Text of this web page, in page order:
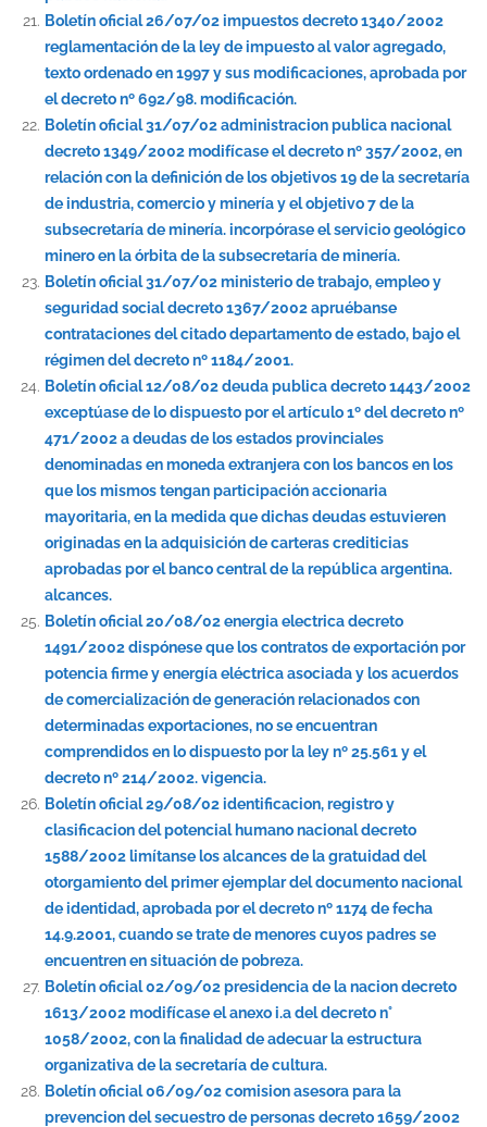
Boletín oficial 26/07/02 impuestos decreto 1340/2002
reglamentación de la ley de impuesto al valor agregado,
texto ordenado en 1997 y sus modificaciones, aprobada por
el decreto nº 692/98. modificación.
Boletín oficial 31/07/02 administracion publica nacional
decreto 1349/2002 modifícase el decreto nº 357/2002, en
relación con la definición de los objetivos 19 de la secretaría
de industria, comercio y minería y el objetivo 7 de la
subsecretaría de minería. incorpórase el servicio geológico
minero en la órbita de la subsecretaría de minería.
Boletín oficial 31/07/02 ministerio de trabajo, empleo y
seguridad social decreto 1367/2002 apruébanse
contrataciones del citado departamento de estado, bajo el
régimen del decreto nº 1184/2001.
Boletín oficial 12/08/02 deuda publica decreto 1443/2002
exceptúase de lo dispuesto por el artículo 1º del decreto nº
471/2002 a deudas de los estados provinciales
denominadas en moneda extranjera con los bancos en los
que los mismos tengan participación accionaria
mayoritaria, en la medida que dichas deudas estuvieren
originadas en la adquisición de carteras crediticias
aprobadas por el banco central de la república argentina.
alcances.
Boletín oficial 20/08/02 energia electrica decreto
1491/2002 dispónese que los contratos de exportación por
potencia firme y energía eléctrica asociada y los acuerdos
de comercialización de generación relacionados con
determinadas exportaciones, no se encuentran
comprendidos en lo dispuesto por la ley nº 25.561 y el
decreto nº 214/2002. vigencia.
Boletín oficial 29/08/02 identificacion, registro y
clasificacion del potencial humano nacional decreto
1588/2002 limítanse los alcances de la gratuidad del
otorgamiento del primer ejemplar del documento nacional
de identidad, aprobada por el decreto nº 1174 de fecha
14.9.2001, cuando se trate de menores cuyos padres se
encuentren en situación de pobreza.
Boletín oficial 02/09/02 presidencia de la nacion decreto
1613/2002 modifícase el anexo i.a del decreto n°
1058/2002, con la finalidad de adecuar la estructura
organizativa de la secretaría de cultura.
Boletín oficial 06/09/02 comision asesora para la
prevencion del secuestro de personas decreto 1659/2002